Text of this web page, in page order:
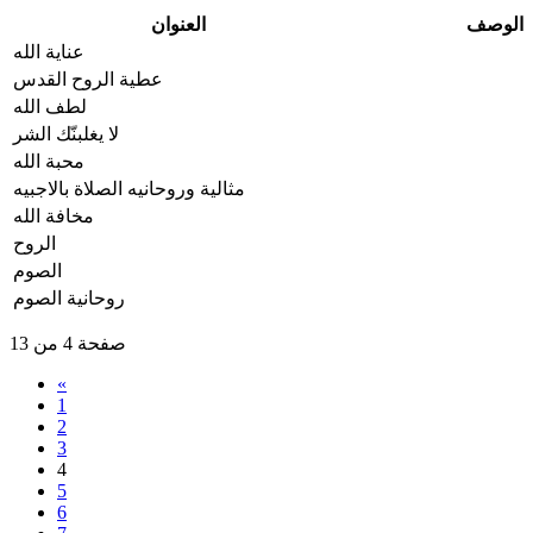
العنوان الوصف
عناية الله
عطية الروح القدس
لطف الله
لا يغلبنّك الشر
محبة الله
مثالية وروحانيه الصلاة بالاجبيه
مخافة الله
الروح
الصوم
روحانية الصوم
صفحة 4 من 13
«
1
2
3
4
5
6